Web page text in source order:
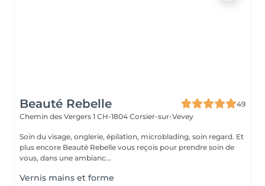
Beauté Rebelle
49
Chemin des Vergers 1 CH-1804 Corsier-sur-Vevey
Soin du visage, onglerie, épilation, microblading, soin regard. Et
plus encore Beauté Rebelle vous reçois pour prendre soin de
vous, dans une ambianc...
Vernis mains et forme